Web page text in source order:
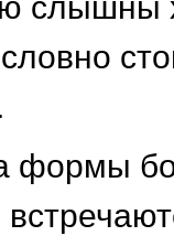
формы